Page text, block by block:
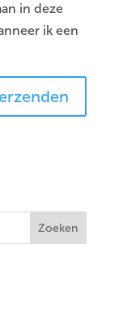
in deze
ik een
Zoeken